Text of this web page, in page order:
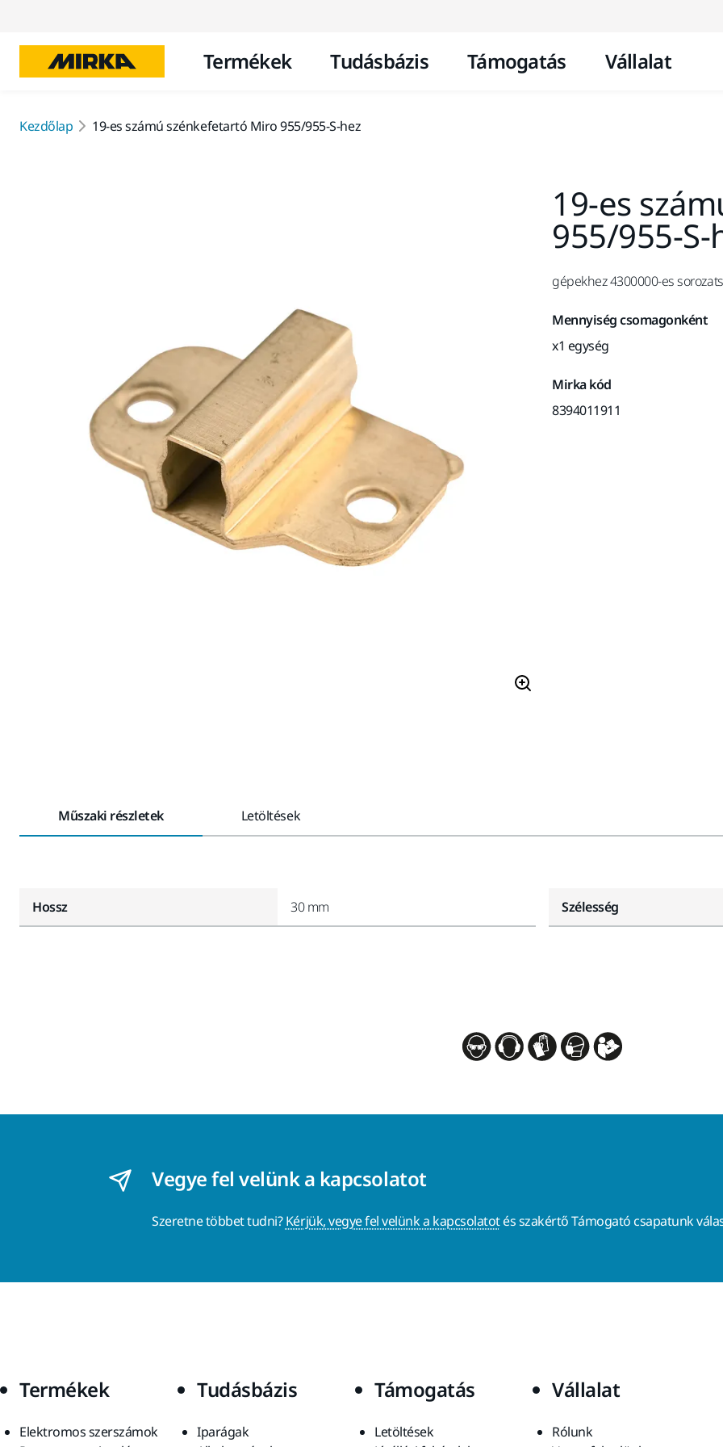
Termékek Tudásbázis Támogatás Vállalat
Kezdőlap 19-es számú szénkefetartó Miro 955/955-S-hez
19-es
955/955-S-
gépekhez 4300000-es
Mennyiség csomagonként
x1 egység
Mirka kód
8394011911
Műszaki részletek Letöltések
Hossz 30 mm Szélesség
Vegye fel velünk a kapcsolatot
Szeretne többet tudni?Kérjük, vegye fel velünk a kapcsolatotés szakértő Támogató csapatunk
Termékek
Elektromos szerszámok
Tudásbázis
Iparágak
Támogatás
Letöltések
Vállalat
Rólunk